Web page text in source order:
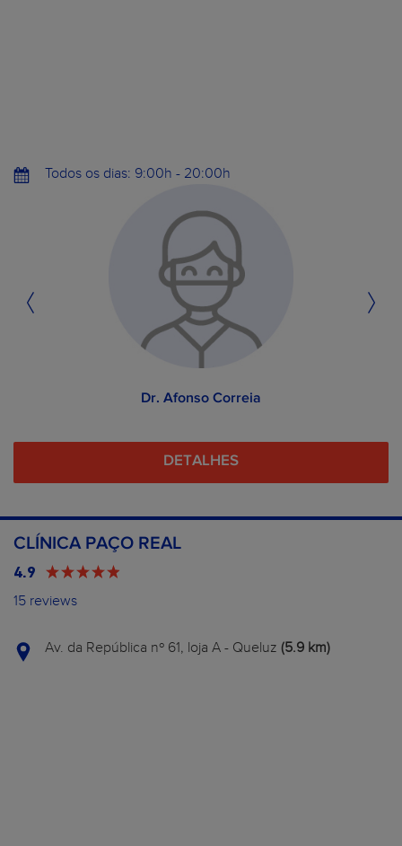
Todos os dias: 9:00h - 20:00h
Dr. Afonso Correia
DETALHES
CLÍNICA PAÇO REAL
4.9
15 reviews
Av. da República nº 61, loja A - Queluz (5.9 km)